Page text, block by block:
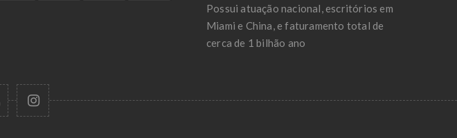
Possui atuação nacional, escritórios em
Miami e China, e faturamento total de
cerca de 1 bilhão ano